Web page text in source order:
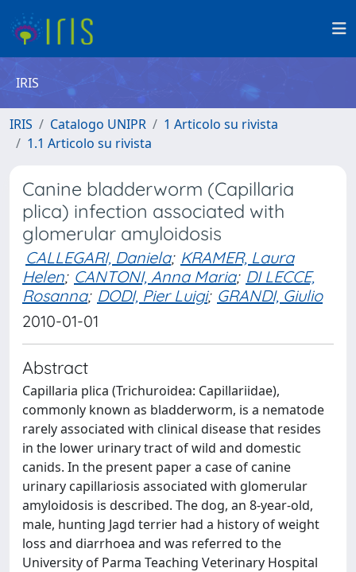
IRIS
IRIS Catalogo UNIPR
1 Articolo su rivista
1.1 Articolo su rivista
Canine bladderworm (Capillaria
plica) infection associated with
glomerular amyloidosis
CALLEGARI, Daniela; KRAMER, Laura
Helen; CANTONI, Anna Maria; DI LECCE,
Rosanna; DODI, Pier Luigi; GRANDI, Giulio
2010-01-01
Abstract
Capillaria plica (Trichuroidea: Capillariidae),
commonly known as bladderworm, is a nematode
rarely associated with clinical disease that resides
in the lower urinary tract of wild and domestic
canids. In the present paper a case of canine
urinary capillariosis associated with glomerular
amyloidosis is described. The dog, an 8-year-old,
male, hunting Jagd terrier had a history of weight
loss and diarrhoea and was referred to the
University of Parma Teaching Veterinary Hospital